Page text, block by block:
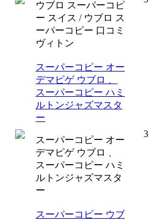
ウブロ スーパーコピ
ー スイス / ウブロ ス
ーパーコピー 口コミ
ヴィトン
スーパーコピー オー
デマピゲ ウブロ 、
スーパーコピー ハミ
ルトンジャズマスタ
ー
スーパーコピー オー
デマピゲ ウブロ 、
スーパーコピー ハミ
ルトンジャズマスタ
ー
3
スーパーコピー ウブ